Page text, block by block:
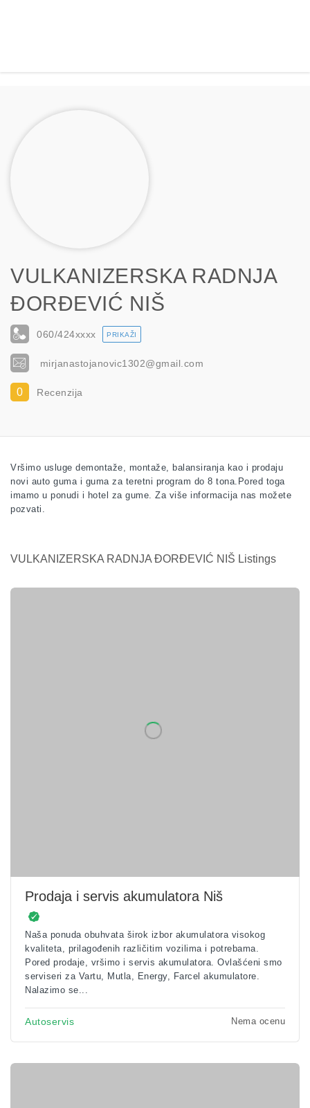
VULKANIZERSKA RADNJA
ĐORĐEVIĆ NIŠ
060/424xxxx PRIKAŽI
mirjanastojanovic1302@gmail.com
0 Recenzija
Vršimo usluge demontaže, montaže, balansiranja kao i prodaju
novi auto guma i guma za teretni program do 8 tona.Pored toga
imamo u ponudi i hotel za gume. Za više informacija nas možete
pozvati.
VULKANIZERSKA RADNJA ĐORĐEVIĆ NIŠ Listings
Prodaja i servis akumulatora Niš
Naša ponuda obuhvata širok izbor akumulatora visokog
kvaliteta, prilagođenih različitim vozilima i potrebama.
Pored prodaje, vršimo i servis akumulatora. Ovlašćeni smo
serviseri za Vartu, Mutla, Energy, Farcel akumulatore.
Nalazimo se...
Autoservis Nema ocenu